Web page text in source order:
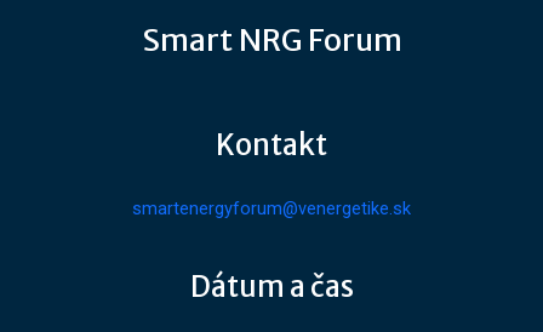
Smart NRG Forum
Kontakt
smartenergyforum@venergetike.sk
Dátum a čas